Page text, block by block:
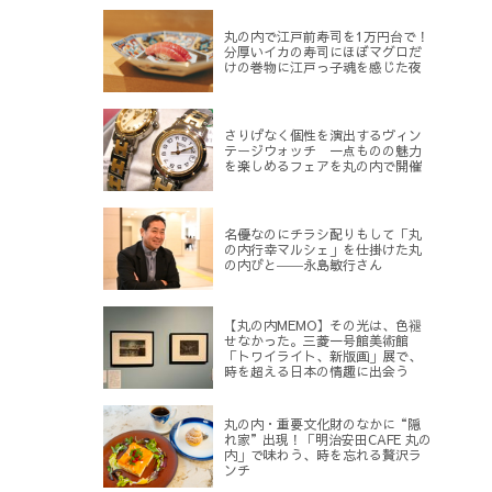
丸の内で江戸前寿司を1万円台で！
分厚いイカの寿司にほぼマグロだ
けの巻物に江戸っ子魂を感じた夜
さりげなく個性を演出するヴィン
テージウォッチ 一点ものの魅力
を楽しめるフェアを丸の内で開催
名優なのにチラシ配りもして「丸
の内行幸マルシェ」を仕掛けた丸
の内びと――永島敏行さん
【丸の内MEMO】その光は、色褪
せなかった。三菱一号館美術館
「トワイライト、新版画」展で、
時を超える日本の情趣に出会う
丸の内・重要文化財のなかに“隠
れ家”出現！「明治安田CAFE 丸の
内」で味わう、時を忘れる贅沢ラ
ンチ